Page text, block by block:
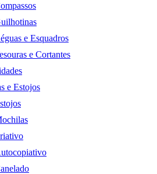
e Esquadros
e Cortantes
e Estojos